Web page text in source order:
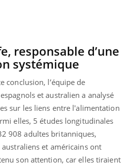
responsable d’une
systémique
conclusion, l’équipe de
et australien a analysé
sur les liens entre l'alimentation
elles, 5 études longitudinales
908 adultes britanniques,
et américains ont
son attention, car elles tiraient